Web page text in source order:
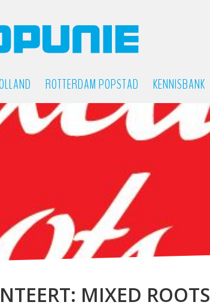
ROTTERDAM POPSTAD KENNISBANK
MIXED ROOTS